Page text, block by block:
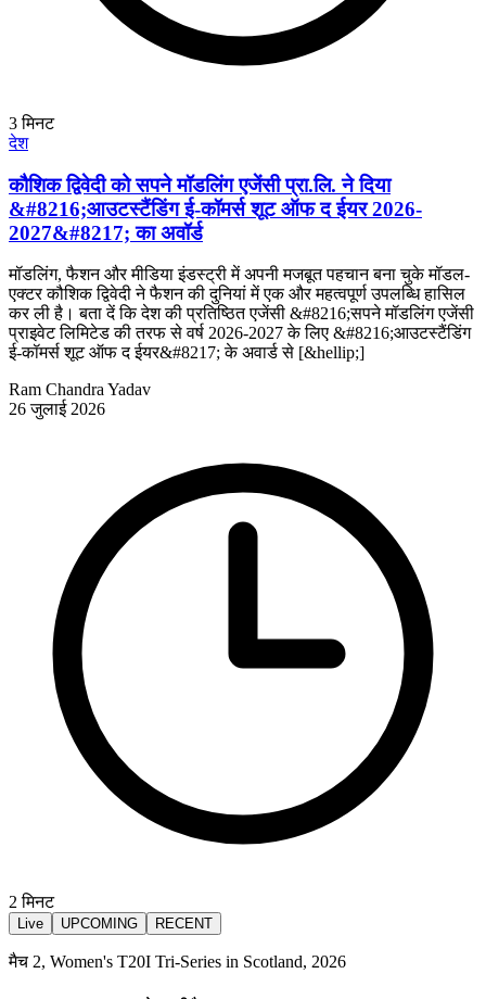
3मिनट
देश
कौशिक द्विवेदी को सपने मॉडलिंग एजेंसी प्रा.लि. ने दिया
&#8216;आउटस्टैंडिंग ई-कॉमर्स शूट ऑफ द ईयर 2026-
2027&#8217; का अवॉर्ड
मॉडलिंग, फैशन और मीडिया इंडस्ट्री में अपनी मजबूत पहचान बना चुके मॉडल-
एक्टर कौशिक द्विवेदी ने फैशन की दुनियां में एक और महत्वपूर्ण उपलब्धि हासिल
कर ली है। बता दें कि देश की प्रतिष्ठित एजेंसी &#8216;सपने मॉडलिंग एजेंसी
प्राइवेट लिमिटेड की तरफ से वर्ष 2026-2027 के लिए &#8216;आउटस्टैंडिंग
ई-कॉमर्स शूट ऑफ द ईयर&#8217; के अवार्ड से [&hellip;]
Ram Chandra Yadav
26 जुलाई 2026
2मिनट
Live UPCOMING RECENT
मैच 2, Women's T20I Tri-Series in Scotland, 2026